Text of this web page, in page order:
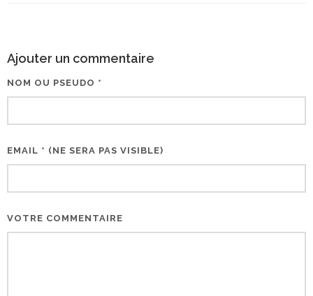
Ajouter un commentaire
NOM OU PSEUDO *
EMAIL * (NE SERA PAS VISIBLE)
VOTRE COMMENTAIRE